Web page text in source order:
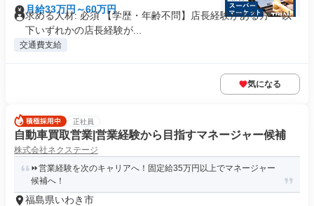
月給33万円～60万円
求める人材: 必須 【学歴・年齢不問】店長経験がある方 ～以
下いずれかの店長経験が...
交通費支給
気になる
正社員
自動車買取営業|営業経験から目指すマネージャー候補
株式会社ネクステージ
⏩️営業経験を次のキャリアへ！固定給35万円以上でマネージャー
候補へ！
福島県いわき市